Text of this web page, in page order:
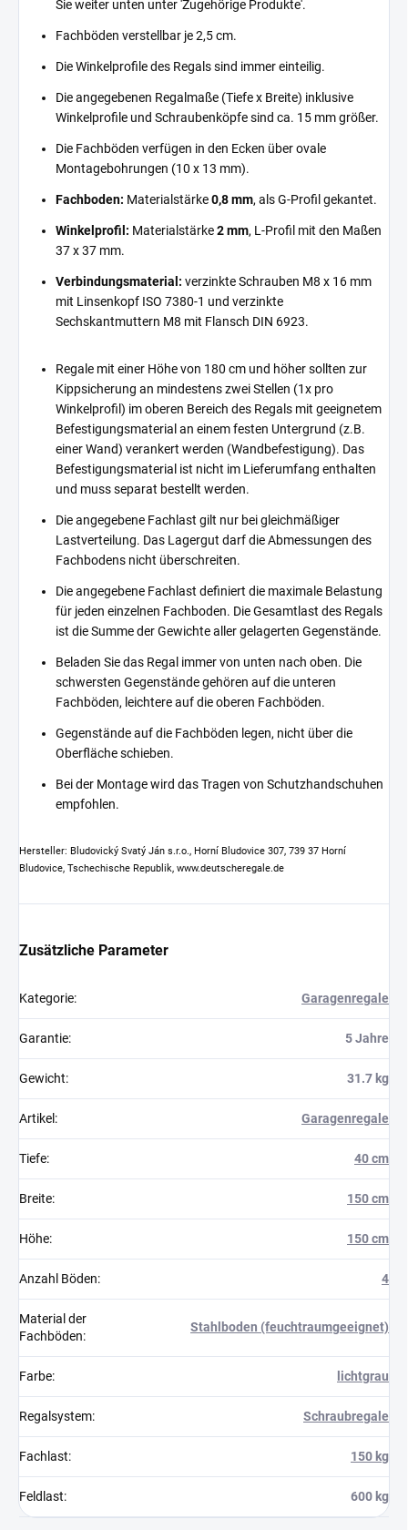
Sie weiter unten unter 'Zugehörige Produkte'.
Fachböden verstellbar je 2,5 cm.
Die Winkelprofile des Regals sind immer einteilig.
Die angegebenen Regalmaße (Tiefe x Breite) inklusive
Winkelprofile und Schraubenköpfe sind ca. 15 mm größer.
Die Fachböden verfügen in den Ecken über ovale
Montagebohrungen (10 x 13 mm).
Fachboden: Materialstärke0,8 mm, als G-Profil gekantet.
Winkelprofil: Materialstärke2 mm, L-Profil mit den Maßen
37 x 37 mm.
Verbindungsmaterial: verzinkte Schrauben M8 x 16 mm
mit Linsenkopf ISO 7380-1 und verzinkte
Sechskantmuttern M8 mit Flansch DIN 6923.
Regale mit einer Höhe von 180 cm und höher sollten zur
Kippsicherung an mindestens zwei Stellen (1x pro
Winkelprofil) im oberen Bereich des Regals mit geeignetem
Befestigungsmaterial an einem festen Untergrund (z.B.
einer Wand) verankert werden (Wandbefestigung). Das
Befestigungsmaterial ist nicht im Lieferumfang enthalten
und muss separat bestellt werden.
Die angegebene Fachlast gilt nur bei gleichmäßiger
Lastverteilung. Das Lagergut darf die Abmessungen des
Fachbodens nicht überschreiten.
Die angegebene Fachlast definiert die maximale Belastung
für jeden einzelnen Fachboden. Die Gesamtlast des Regals
ist die Summe der Gewichte aller gelagerten Gegenstände.
Beladen Sie das Regal immer von unten nach oben. Die
schwersten Gegenstände gehören auf die unteren
Fachböden, leichtere auf die oberen Fachböden.
Gegenstände auf die Fachböden legen, nicht über die
Oberfläche schieben.
Bei der Montage wird das Tragen von Schutzhandschuhen
empfohlen.
Hersteller: Bludovický Svatý Ján s.r.o., Horní Bludovice 307, 739 37 Horní
Bludovice, Tschechische Republik, www.deutscheregale.de
Zusätzliche Parameter
Kategorie: Garagenregale
Garantie: 5 Jahre
Gewicht: 31.7 kg
Artikel : Garagenregale
Tiefe: 40 cm
Breite: 150 cm
Höhe: 150 cm
Anzahl Böden: 4
Material der
Fachböden:
Stahlboden (feuchtraumgeeignet)
Farbe: lichtgrau
Regalsystem: Schraubregale
Fachlast: 150 kg
Feldlast: 600 kg